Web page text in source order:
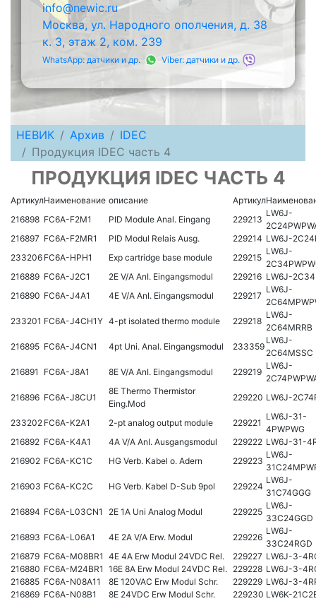
info@newic.ru
Москва, ул. Народного ополчения, д. 38
к. 3, этаж 2, ком. 239
WhatsApp: датчики и др. Viber: датчики и др.
НЕВИК Архив
IDEC
Продукция IDEC часть 4
ПРОДУКЦИЯ IDEC ЧАСТЬ 4
АртикулНаименование описание Артикул
216898 FC6A-F2M1 PID Module Anal. Eingang 229213
LW6J-
216897 FC6A-F2MR1 PID Modul Relais Ausg. 229214 LW6J-
233206 FC6A-HPH1 Exp cartridge base module 229215
LW6J-
216889 FC6A-J2C1 2E V/A AnI. Eingangsmodul 229216 LW6J-
216890 FC6A-J4A1 4E V/A AnI. Eingangsmodul 229217
LW6J-
233201 FC6A-J4CH1Y 4-pt isolated thermo module 229218
LW6J-
2C64MRRB
216895 FC6A-J4CN1 4pt Uni. Anal. Eingangsmodul 233359
LW6J-
2C64MSSC
216891
FC6A-J8A1 8E V/A AnI. Eingangsmodul 229219
LW6J-
216896 FC6A-J8CU1
8E Thermo Thermistor
Eing.Mod
229220 LW6J-
233202 FC6A-K2A1 2-pt analog output module 229221
LW6J-31-
4PWPWG
216892 FC6A-K4A1 4A V/A AnI. Ausgangsmodul 229222 LW6J-31-
216902 FC6A-KC1C HG Verb. Kabel o. Adern 229223
LW6J-
216903 FC6A-KC2C HG Verb. Kabel D-Sub 9pol 229224
LW6J-
31C74GGG
216894 FC6A-L03CN1 2E 1A Uni Analog Modul 229225
LW6J-
33C24GGD
216893 FC6A-L06A1 4E 2A V/A Erw. Modul 229226
LW6J-
33C24RGD
216879 FC6A-M08BR1 4E 4A Erw Modul 24VDC Rel. 229227 LW6J-3-
216880 FC6A-M24BR1 16E 8A Erw Modul 24VDC Rel. 229228 LW6J-3-
216885 FC6A-N08A11 8E 120VAC Erw Modul Schr. 229229 LW6J-3-
216869 FC6A-N08B1 8E 24VDC Erw Modul Schr. 229230 LW6K-